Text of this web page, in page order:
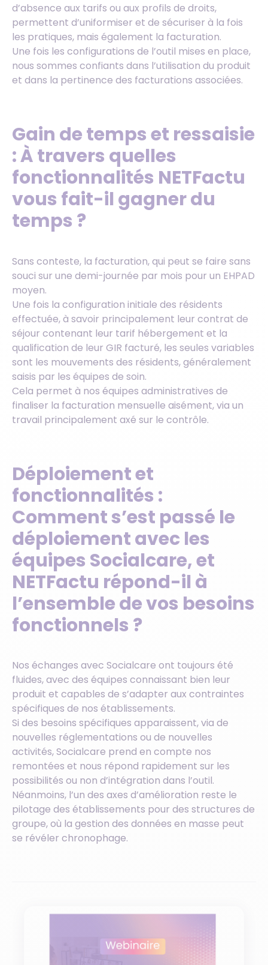
d’absence aux tarifs ou aux profils de droits,
permettent d’uniformiser et de sécuriser à la fois
les pratiques, mais également la facturation.
Une fois les configurations de l’outil mises en place,
nous sommes confiants dans l’utilisation du produit
et dans la pertinence des facturations associées.
Gain de temps et ressaisie
: À travers quelles
fonctionnalités NETFactu
vous fait-il gagner du
temps ?
Sans conteste, la facturation, qui peut se faire sans
souci sur une demi-journée par mois pour un EHPAD
moyen.
Une fois la configuration initiale des résidents
effectuée, à savoir principalement leur contrat de
séjour contenant leur tarif hébergement et la
qualification de leur GIR facturé, les seules variables
sont les mouvements des résidents, généralement
saisis par les équipes de soin.
Cela permet à nos équipes administratives de
finaliser la facturation mensuelle aisément, via un
travail principalement axé sur le contrôle.
Déploiement et
fonctionnalités :
Comment s’est passé le
déploiement avec les
équipes Socialcare, et
NETFactu répond-il à
l’ensemble de vos besoins
fonctionnels ?
Nos échanges avec Socialcare ont toujours été
fluides, avec des équipes connaissant bien leur
produit et capables de s’adapter aux contraintes
spécifiques de nos établissements.
Si des besoins spécifiques apparaissent, via de
nouvelles réglementations ou de nouvelles
activités, Socialcare prend en compte nos
remontées et nous répond rapidement sur les
possibilités ou non d’intégration dans l’outil.
Néanmoins, l’un des axes d’amélioration reste le
pilotage des établissements pour des structures de
groupe, où la gestion des données en masse peut
se révéler chronophage.